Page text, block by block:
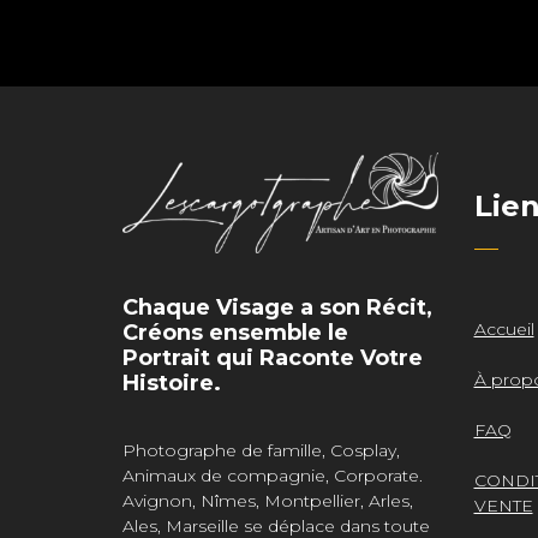
Chaque Visage a son Récit,
Créons ensemble le
Portrait qui Raconte Votre
Histoire.
Photographe de famille, Cosplay,
Animaux de compagnie, Corporate.
Avignon, Nîmes, Montpellier, Arles,
Ales, Marseille se déplace dans toute
Accueil
À
FAQ
VENTE